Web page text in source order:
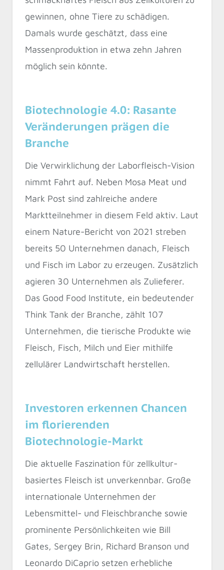
gewinnen, ohne Tiere zu schädigen.
Damals wurde geschätzt, dass eine
Massenproduktion in etwa zehn Jahren
möglich sein könnte.
Biotechnologie 4.0: Rasante
Veränderungen prägen die
Branche
Die Verwirklichung der Laborfleisch-Vision
nimmt Fahrt auf. Neben Mosa Meat und
Mark Post sind zahlreiche andere
Marktteilnehmer in diesem Feld aktiv. Laut
einem Nature-Bericht von 2021 streben
bereits 50 Unternehmen danach, Fleisch
und Fisch im Labor zu erzeugen. Zusätzlich
agieren 30 Unternehmen als Zulieferer.
Das Good Food Institute, ein bedeutender
Think Tank der Branche, zählt 107
Unternehmen, die tierische Produkte wie
Fleisch, Fisch, Milch und Eier mithilfe
zellulärer Landwirtschaft herstellen.
Investoren erkennen Chancen
im florierenden
Biotechnologie-Markt
Die aktuelle Faszination für zellkultur-
basiertes Fleisch ist unverkennbar. Große
internationale Unternehmen der
Lebensmittel- und Fleischbranche sowie
prominente Persönlichkeiten wie Bill
Gates, Sergey Brin, Richard Branson und
Leonardo DiCaprio setzen erhebliche